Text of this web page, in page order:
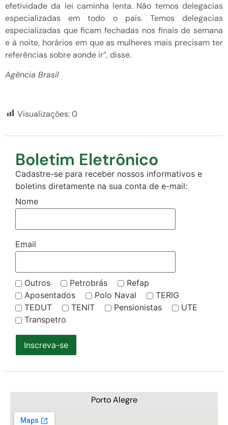
efetividade da lei caminha lenta. Não temos delegacias
especializadas em todo o país. Temos delegacias
especializadas que ficam fechadas nos finais de semana
e à noite, horários em que as mulheres mais precisam ter
referências sobre aonde ir”, disse.
Agência Brasil
Visualizações:0
Boletim Eletrônico
Cadastre-se para receber nossos informativos e
boletins diretamente na sua conta de e-mail:
Nome
Email
Outros Petrobrás
Refap
Aposentados
Polo Naval
TERIG
TEDUT
TENIT Pensionistas
UTE
Transpetro
Inscreva-se
Porto Alegre